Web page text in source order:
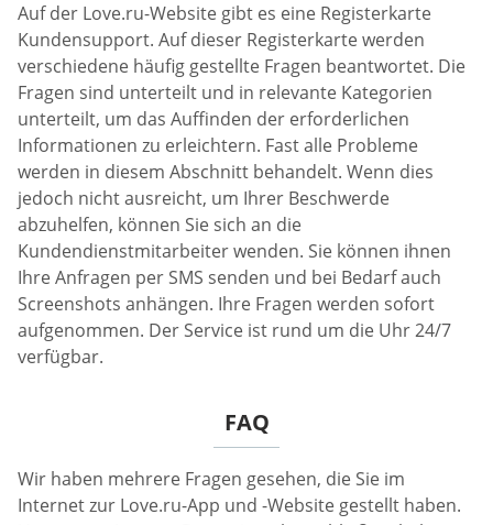
Auf der Love.ru-Website gibt es eine Registerkarte
Kundensupport. Auf dieser Registerkarte werden
verschiedene häufig gestellte Fragen beantwortet. Die
Fragen sind unterteilt und in relevante Kategorien
unterteilt, um das Auffinden der erforderlichen
Informationen zu erleichtern. Fast alle Probleme
werden in diesem Abschnitt behandelt. Wenn dies
jedoch nicht ausreicht, um Ihrer Beschwerde
abzuhelfen, können Sie sich an die
Kundendienstmitarbeiter wenden. Sie können ihnen
Ihre Anfragen per SMS senden und bei Bedarf auch
Screenshots anhängen. Ihre Fragen werden sofort
aufgenommen. Der Service ist rund um die Uhr 24/7
verfügbar.
FAQ
Wir haben mehrere Fragen gesehen, die Sie im
Internet zur Love.ru-App und -Website gestellt haben.